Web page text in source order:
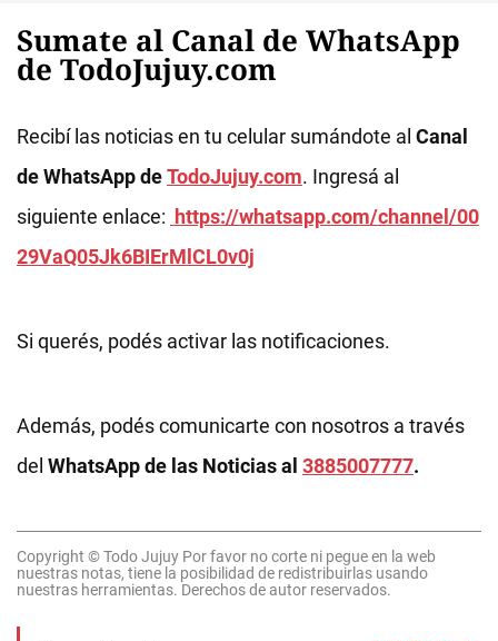
Sumate al Canal de WhatsApp
de TodoJujuy.com
Recibí las noticias en tu celular sumándote al Canal
de WhatsApp deTodoJujuy.com. Ingresá al
siguiente enlace: https://whatsapp.com/channel/00
29VaQ05Jk6BIErMlCL0v0j
Si querés, podés activar las notificaciones.
Además, podés comunicarte con nosotros a través
del WhatsApp de las Noticias al 3885007777.
Copyright © Todo Jujuy Por favor no corte ni pegue en la web
nuestras notas, tiene la posibilidad de redistribuirlas usando
nuestras herramientas. Derechos de autor reservados.